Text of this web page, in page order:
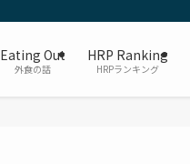
Eating Out
外食の話
HRP Ranking
HRPランキング